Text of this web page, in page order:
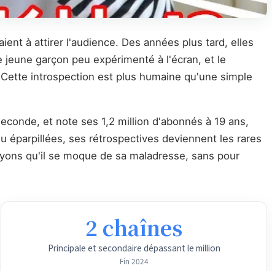
à attirer l'audience. Des années plus tard, elles
garçon peu expérimenté à l'écran, et le
introspection est plus humaine qu'une simple
et note ses 1,2 million d'abonnés à 19 ans,
éparpillées, ses rétrospectives deviennent les rares
qu'il se moque de sa maladresse, sans pour
2 chaînes
Principale et secondaire dépassant le million
Fin 2024